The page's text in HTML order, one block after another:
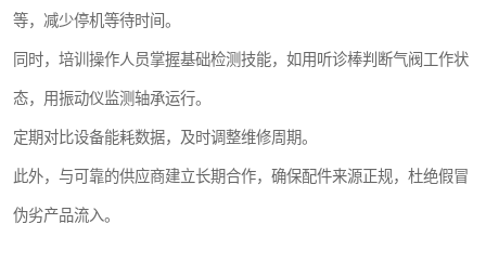
等，减少停机等待时间。
同时，培训操作人员掌握基础检测技能，如用听诊棒判断气阀工作状
态，用振动仪监测轴承运行。
定期对比设备能耗数据，及时调整维修周期。
此外，与可靠的供应商建立长期合作，确保配件来源正规，杜绝假冒
伪劣产品流入。